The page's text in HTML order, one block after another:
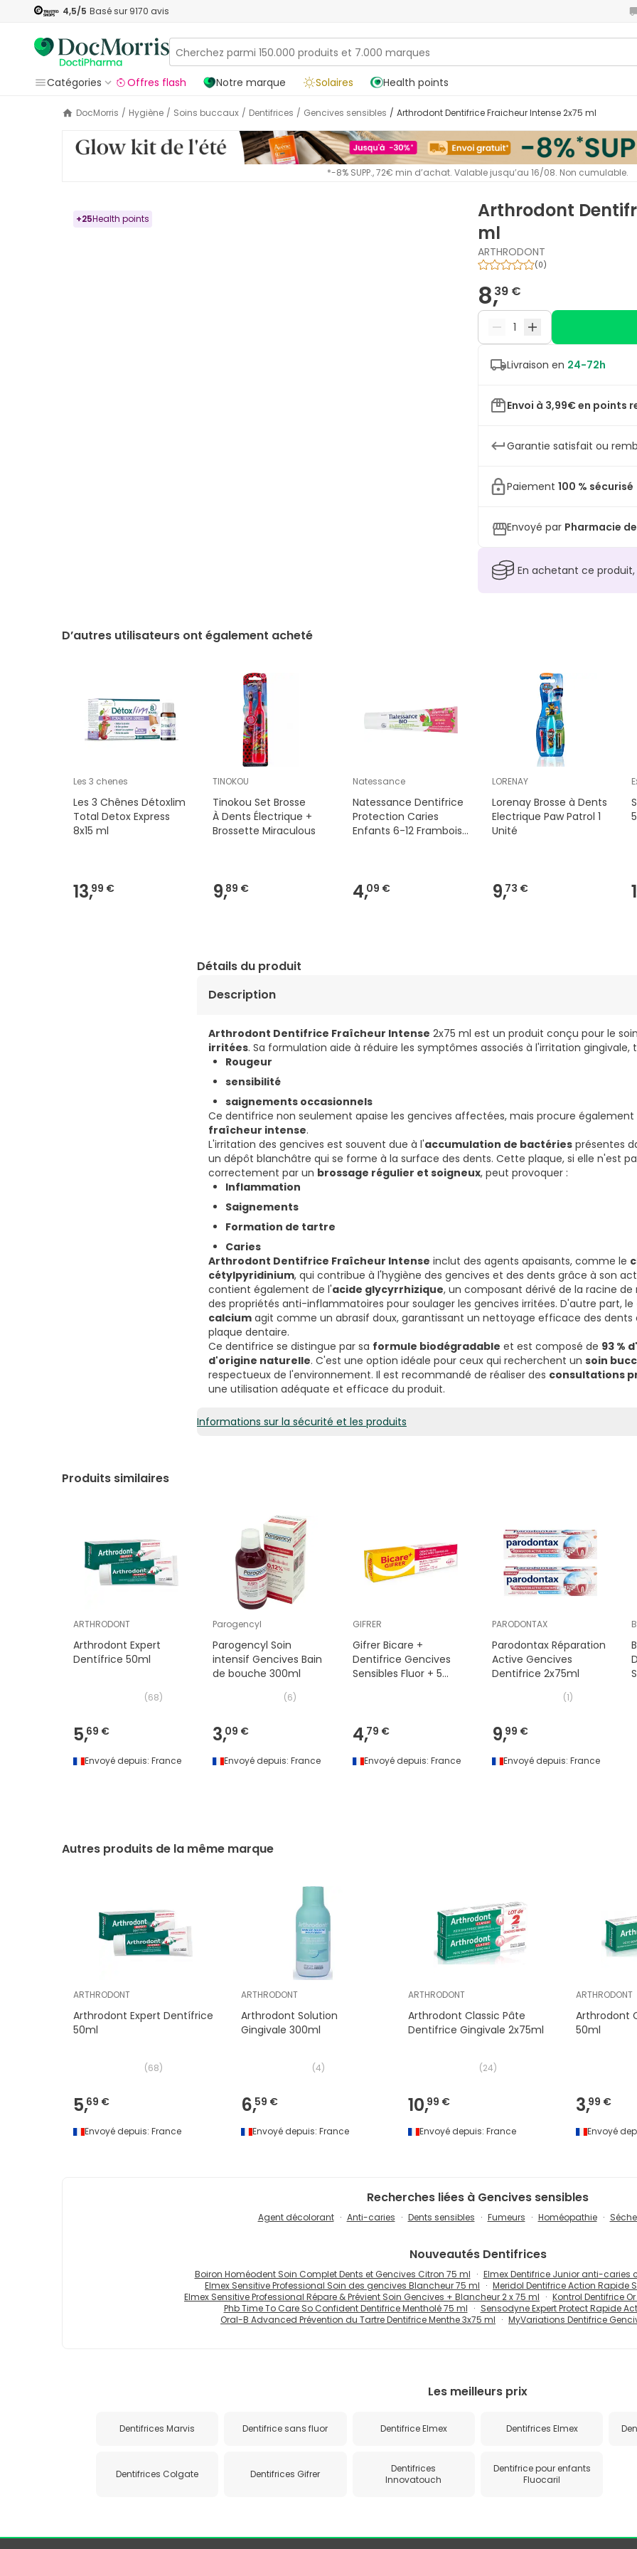
4,5/5 Basé sur 9170 avis
Catégories
Offres flash Notre marque Solaires Health points
DocMorris / Hygiène / Soins buccaux / Dentifrices / Gencives sensibles / Arthrodont Dentifrice Fraicheur Intense 2x75 ml
*-8% SUPP., 72€ min d’achat. Valable jusqu’au 16/08. Non cumulable.
+25Health points
Arthrodont
ml
ARTHRODONT
(0)
8,39 €
Livraison en 24-72h
Envoi à 3,99€ en points
Garantie satisfait ou
Paiement 100 % sécurisé
Envoyé par Pharmacie
En achetant ce
D’autres utilisateurs ont également acheté
Les 3 chenes
Les 3 Chênes Détoxlim
Total Detox Express
8x15 ml
13,99 €
TINOKOU
Tinokou Set Brosse
À Dents Électrique +
Brossette Miraculous
9,89 €
Natessance
Natessance Dentifrice
Protection Caries
Enfants 6-12 Framboise
4,09 €
LORENAY
Lorenay Brosse à Dents
Electrique Paw Patrol 1
Unité
9,73 €
Détails du produit
Description
Arthrodont Dentifrice Fraîcheur Intense 2x75 ml est un produit conçu pour le
irritées. Sa formulation aide à réduire les symptômes associés à l'irritation gingivale,
Rougeur
sensibilité
saignements occasionnels
Ce dentifrice non seulement apaise les gencives affectées, mais procure également
fraîcheur intense.
L'irritation des gencives est souvent due à l'accumulation de bactéries présentes
un dépôt blanchâtre qui se forme à la surface des dents. Cette plaque, si elle n'est
correctement par un brossage régulier et soigneux, peut provoquer :
Inflammation
Saignements
Formation de tartre
Caries
Arthrodont Dentifrice Fraîcheur Intense inclut des agents apaisants, comme le
cétylpyridinium, qui contribue à l'hygiène des gencives et des dents grâce à son
contient également de l'acide glycyrrhizique, un composant dérivé de la racine de
des propriétés anti-inflammatoires pour soulager les gencives irritées. D'autre part, le
calcium agit comme un abrasif doux, garantissant un nettoyage efficace des dents
plaque dentaire.
Ce dentifrice se distingue par sa formule biodégradable et est composé de 93 %
d'origine naturelle. C'est une option idéale pour ceux qui recherchent un soin
respectueux de l'environnement. Il est recommandé de réaliser des consultations
une utilisation adéquate et efficace du produit.
Informations sur la sécurité et les produits
Produits similaires
ARTHRODONT
Arthrodont Expert
Dentífrice 50ml
(68)
5,69 €
Envoyé depuis: France
Parogencyl
Parogencyl Soin
intensif Gencives Bain
de bouche 300ml
(6)
3,09 €
Envoyé depuis: France
GIFRER
Gifrer Bicare +
Dentifrice Gencives
Sensibles Fluor + 5
4,79 €
Envoyé depuis: France
PARODONTAX
Parodontax Réparation
Active Gencives
Dentifrice 2x75ml
(1)
9,99 €
Envoyé depuis: France
Autres produits de la même marque
ARTHRODONT
Arthrodont Expert Dentífrice
50ml
(68)
5,69 €
Envoyé depuis: France
ARTHRODONT
Arthrodont Solution
Gingivale 300ml
(4)
6,59 €
Envoyé depuis: France
ARTHRODONT
Arthrodont Classic Pâte
Dentifrice Gingivale 2x75ml
(24)
10,99 €
Envoyé depuis: France
ARTHRODONT
Arthrodont
50ml
3,99 €
Envoyé
Recherches liées à Gencives sensibles
Agent décolorant Anti-caries Dents sensibles Fumeurs Homéopathie
Nouveautés Dentifrices
Boiron Homéodent Soin Complet Dents et Gencives Citron 75 ml
Elmex Dentifrice Junior anti-caries
Elmex Sensitive Professional Soin des gencives Blancheur 75 ml
Meridol Dentifrice Action Rapide
Elmex Sensitive Professional Répare & Prévient Soin Gencives + Blancheur 2 x 75 ml
Kontrol Dentifrice
Phb Time To Care So Confident Dentifrice Mentholé 75 ml
Sensodyne Expert Protect Rapide
Oral-B Advanced Prévention du Tartre Dentifrice Menthe 3x75 ml
MyVariations Dentifrice
Les meilleurs prix
Dentifrices Marvis Dentifrice sans fluor Dentifrice Elmex Dentifrices Elmex
Dentifrices Colgate Dentifrices Gifrer
Dentifrices
Innovatouch
Dentifrice pour enfants
Fluocaril